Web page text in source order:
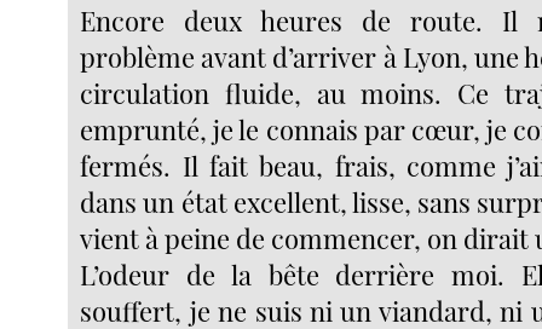
Encore deux heures de route. Il
problème avant d’arriver à Lyon, une
circulation fluide, au moins. Ce
emprunté, je le connais par cœur, je
fermés. Il fait beau, frais, comme
dans un état excellent, lisse, sans
vient à peine de commencer, on dirait
L’odeur de la bête derrière moi.
souffert, je ne suis ni un viandard, ni